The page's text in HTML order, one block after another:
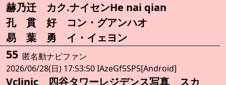
赫乃迁 カク.ナイセンHe nai qian
孔 貫 好 コン・グアンハオ
易 葉 勇 イ・イェヨン
55 匿名動ナビファン
2026/06/28(日) 17:53:50 IAzeGf5SP5[Android]
Vclinic 四谷タワーレジデンス写真 スカ